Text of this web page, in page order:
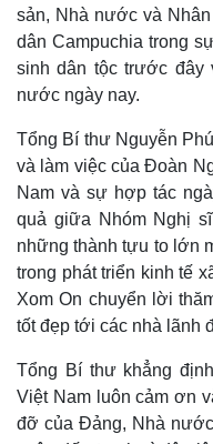
Thế giới
Quan sát
Cuộc sống đó đây
sản, Nhà nước và
dân Campuchia trong
sinh dân tộc trước đây
nước ngày nay.
Tổng Bí thư Nguyễn
và làm việc của Đoàn
Nam và sự hợp tác
quả giữa Nhóm Nghị
những thành tựu to lớn
trong phát triển kinh tế
Xom On chuyển lời
tốt đẹp tới các nhà lãnh
Tổng Bí thư khẳng
Việt Nam luôn cảm ơn
đỡ của Đảng, Nhà